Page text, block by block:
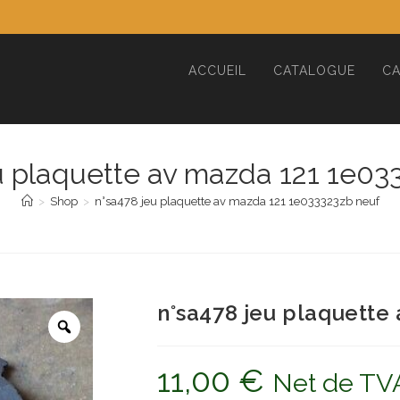
ACCUEIL CATALOGUE
plaquette av mazda 121
> Shop > n°sa478 jeu plaquette av mazda 121 1e033323zb neuf
n°sa478 jeu plaquette
11,00 € Net de